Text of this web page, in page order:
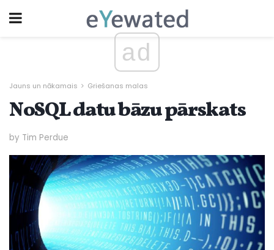
ad
Jauns un nākamais Griešanas malas
NoSQL datu bāzu pārskats
by Tim Perdue